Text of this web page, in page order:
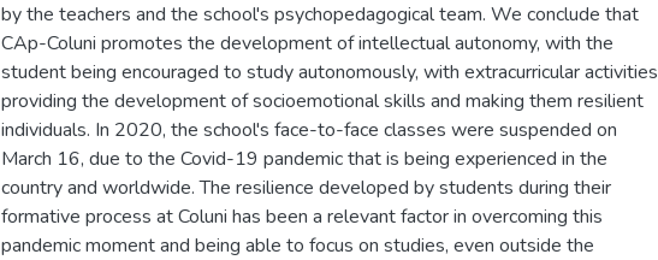
by the teachers and the school's psychopedagogical team. We conclude that
CAp-Coluni promotes the development of intellectual autonomy, with the
student being encouraged to study autonomously, with extracurricular activities
providing the development of socioemotional skills and making them resilient
individuals. In 2020, the school's face-to-face classes were suspended on
March 16, due to the Covid-19 pandemic that is being experienced in the
country and worldwide. The resilience developed by students during their
formative process at Coluni has been a relevant factor in overcoming this
pandemic moment and being able to focus on studies, even outside the